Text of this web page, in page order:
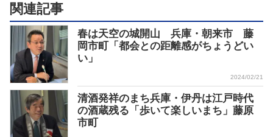
関連記事
春は天空の城開山 兵庫・朝来市 藤
岡市町「都会との距離感がちょうどい
い」
2024/02/21
清酒発祥のまち兵庫・伊丹は江戸時代
の酒蔵残る「歩いて楽しいまち」藤原
市町